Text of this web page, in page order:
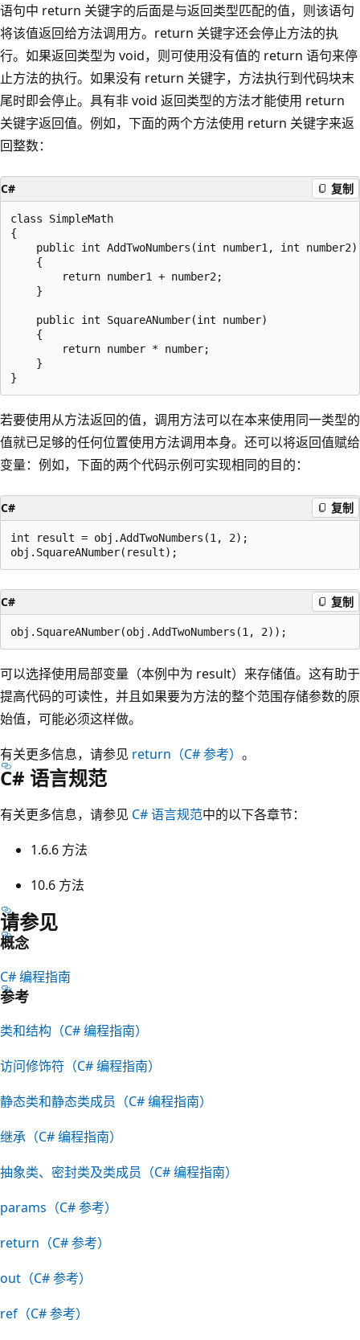
语句中 return 关键字的后面是与返回类型匹配的值，则该语句
将该值返回给方法调用方。return 关键字还会停止方法的执
行。如果返回类型为 void，则可使用没有值的 return 语句来停
止方法的执行。如果没有 return 关键字，方法执行到代码块末
尾时即会停止。具有非 void 返回类型的方法才能使用 return
关键字返回值。例如，下面的两个方法使用 return 关键字来返
回整数：
C# 复制
class SimpleMath
{
    public int AddTwoNumbers(int number1, int number2)
    {
        return number1 + number2;
    }
    public int SquareANumber(int number)
    {
        return number * number;
    }
若要使用从方法返回的值，调用方法可以在本来使用同一类型的
值就已足够的任何位置使用方法调用本身。还可以将返回值赋给
变量：例如，下面的两个代码示例可实现相同的目的：
C# 复制
int result = obj.AddTwoNumbers(1, 2);
C# 复制
可以选择使用局部变量（本例中为 result）来存储值。这有助于
提高代码的可读性，并且如果要为方法的整个范围存储参数的原
始值，可能必须这样做。
有关更多信息，请参见 return（C# 参考） 。
C# 语言规范
有关更多信息，请参见 C# 语言规范中的以下各章节：
1.6.6 方法
10.6 方法
请参见
概念
C# 编程指南
参考
类和结构（C# 编程指南）
访问修饰符（C# 编程指南）
静态类和静态类成员（C# 编程指南）
继承（C# 编程指南）
抽象类、密封类及类成员（C# 编程指南）
params（C# 参考）
return（C# 参考）
out（C# 参考）
ref（C# 参考）